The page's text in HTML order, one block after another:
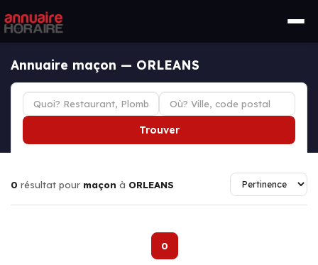
Annuaire maçon — ORLEANS
Trouver
0 résultat pour maçon à ORLEANS
0